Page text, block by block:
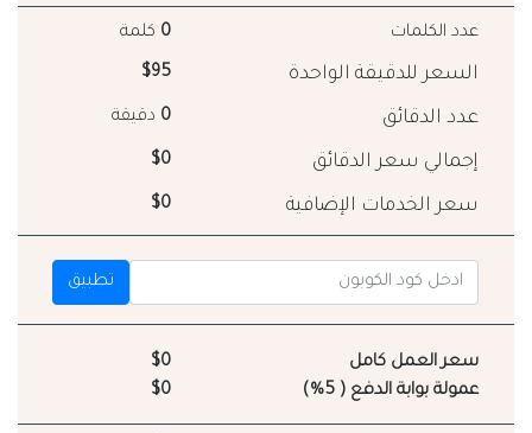
عدد الكلمات 0 كلمة
السعر للدقيقة الواحدة $95
عدد الدقائق 0 دقيقة
إجمالي سعر الدقائق $0
سعر الخدمات الإضافية $0
تطبيق
سعر العمل كامل
$0
عمولة بوابة الدفع ( 5%)
$0